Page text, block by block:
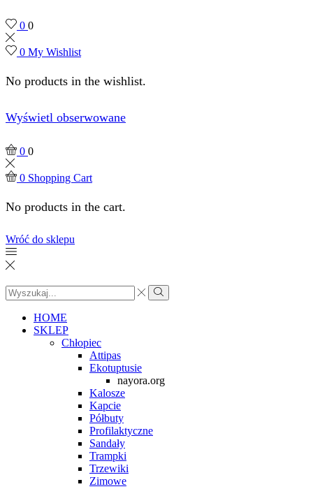
0 0
0 My Wishlist
No products in the wishlist.
Wyświetl obserwowane
0 0
0 Shopping Cart
No products in the cart.
Wróć do sklepu
Search
input
Search
HOME
SKLEP
Chłopiec
Attipas
Ekotuptusie
nayora.org
Kalosze
Kapcie
Półbuty
Profilaktyczne
Sandały
Trampki
Trzewiki
Zimowe